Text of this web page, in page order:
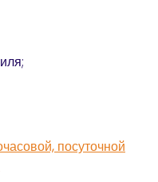
посуточной